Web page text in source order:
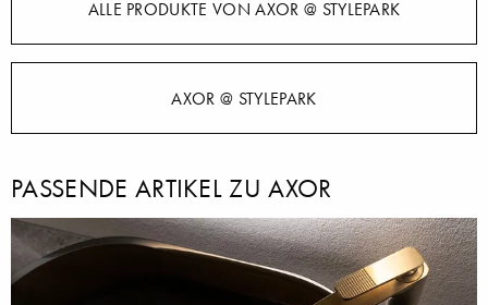
ALLE PRODUKTE VON AXOR @ STYLEPARK
AXOR @ STYLEPARK
PASSENDE ARTIKEL ZU AXOR